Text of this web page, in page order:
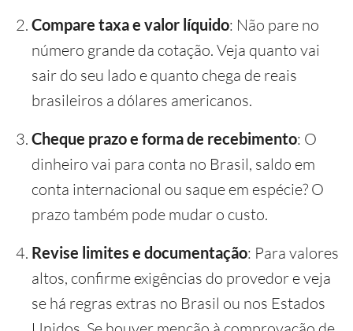
Compare taxa e valor líquido: Não pare no
número grande da cotação. Veja quanto vai
sair do seu lado e quanto chega de reais
brasileiros a dólares americanos.
Cheque prazo e forma de recebimento: O
dinheiro vai para conta no Brasil, saldo em
conta internacional ou saque em espécie? O
prazo também pode mudar o custo.
Revise limites e documentação: Para valores
altos, confirme exigências do provedor e veja
se há regras extras no Brasil ou nos Estados